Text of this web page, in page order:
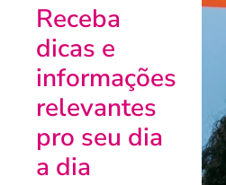
Receba
dicas e
informações
relevantes
pro seu dia
a dia